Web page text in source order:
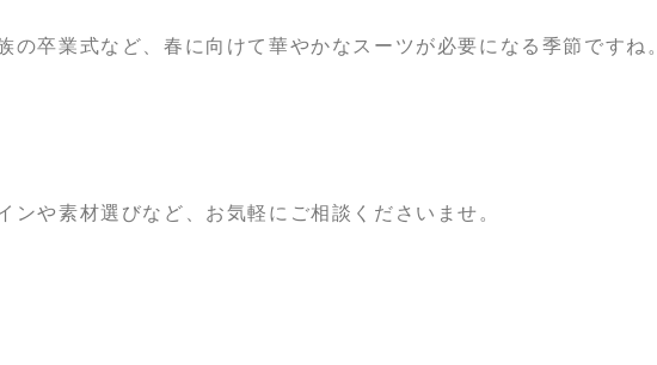
の卒業式など、春に向けて華やかなスーツが必要になる季節ですね。
ンや素材選びなど、お気軽にご相談くださいませ。